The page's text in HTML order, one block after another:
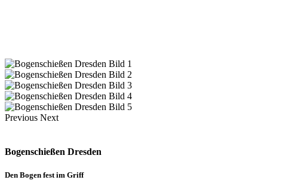
Previous Next
Bogenschießen Dresden
Den Bogen fest im Griff